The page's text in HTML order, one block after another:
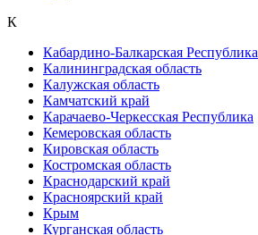
К
Кабардино-Балкарская Республика
Калининградская область
Калужская область
Камчатский край
Карачаево-Черкесская Республика
Кемеровская область
Кировская область
Костромская область
Краснодарский край
Красноярский край
Крым
Курганская область